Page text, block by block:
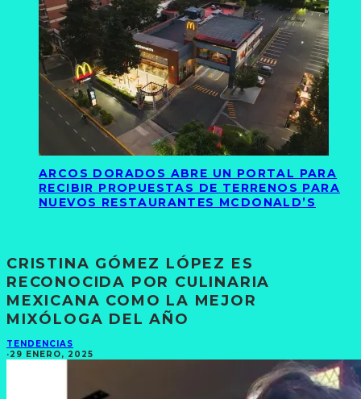
ARCOS DORADOS ABRE UN PORTAL PARA
RECIBIR PROPUESTAS DE TERRENOS PARA
NUEVOS RESTAURANTES MCDONALD’S
CRISTINA GÓMEZ LÓPEZ ES
RECONOCIDA POR CULINARIA
MEXICANA COMO LA MEJOR
MIXÓLOGA DEL AÑO
TENDENCIAS
·29 ENERO, 2025